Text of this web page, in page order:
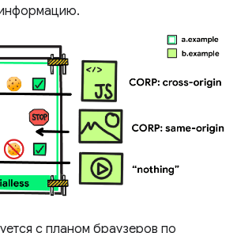
с планом браузеров по